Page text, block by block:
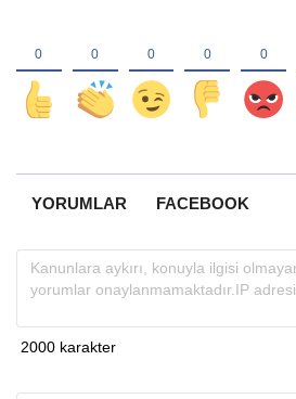
YORUMLAR FACEBOOK